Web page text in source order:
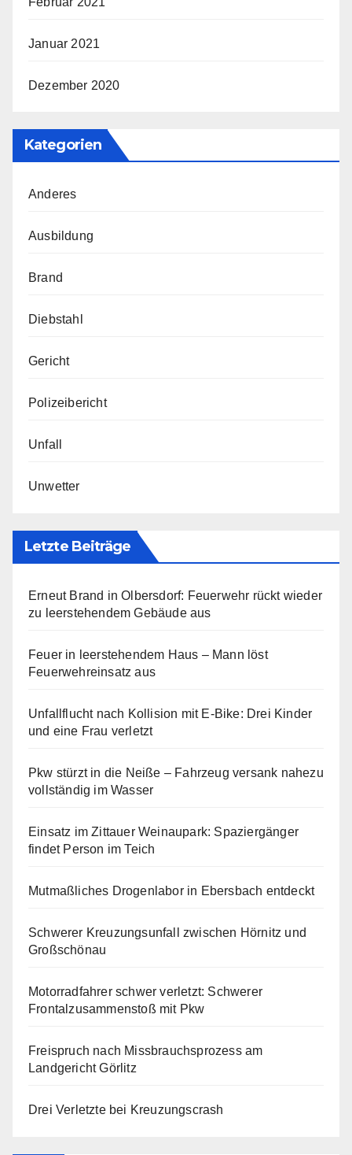
Januar 2021
Dezember 2020
Kategorien
Anderes
Ausbildung
Brand
Diebstahl
Gericht
Polizeibericht
Unfall
Unwetter
Letzte Beiträge
Erneut Brand in Olbersdorf: Feuerwehr rückt wieder
zu leerstehendem Gebäude aus
Feuer in leerstehendem Haus – Mann löst
Feuerwehreinsatz aus
Unfallflucht nach Kollision mit E-Bike: Drei Kinder
und eine Frau verletzt
Pkw stürzt in die Neiße – Fahrzeug versank nahezu
vollständig im Wasser
Einsatz im Zittauer Weinaupark: Spaziergänger
findet Person im Teich
Mutmaßliches Drogenlabor in Ebersbach entdeckt
Schwerer Kreuzungsunfall zwischen Hörnitz und
Großschönau
Motorradfahrer schwer verletzt: Schwerer
Frontalzusammenstoß mit Pkw
Freispruch nach Missbrauchsprozess am
Landgericht Görlitz
Drei Verletzte bei Kreuzungscrash